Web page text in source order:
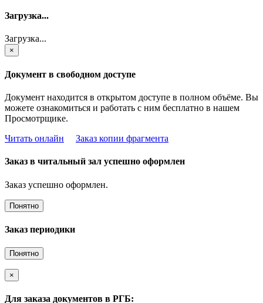
Загрузка...
Загрузка...
×
Документ в свободном доступе
Документ находится в открытом доступе в полном объёме. Вы
можете ознакомиться и работать с ним бесплатно в нашем
Просмотрщике.
Читать онлайн
Заказ копии фрагмента
Заказ в читальный зал успешно оформлен
Заказ успешно оформлен.
Понятно
Заказ периодики
Понятно
×
Для заказа документов в РГБ: